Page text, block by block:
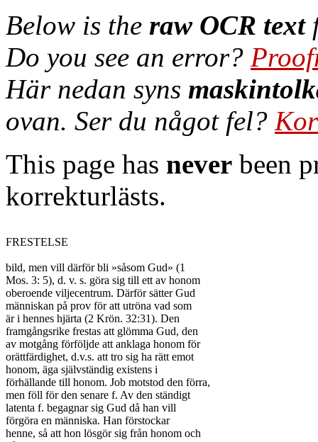
Below is the raw OCR text
Do you see an error?
Här nedan syns
ovan. Ser du något fel?
This page has never been
korrekturlästs.
FRESTELSE
bild, men vill därför bli »såsom Gud» (1
Mos. 3: 5), d. v. s. göra sig till ett av honom
oberoende viljecentrum. Därför sätter Gud
människan på prov för att utröna vad som
är i hennes hjärta (2 Krön. 32:31). Den
framgångsrike frestas att glömma Gud, den
av motgång förföljde att anklaga honom för
orättfärdighet, d.v.s. att tro sig ha rätt emot
honom, äga självständig existens i
förhällande till honom. Job motstod den förra,
men föll för den senare f. Av den ständigt
latenta f. begagnar sig Gud då han vill
förgöra en människa. Han förstockar
henne, så att hon lösgör sig från honom och